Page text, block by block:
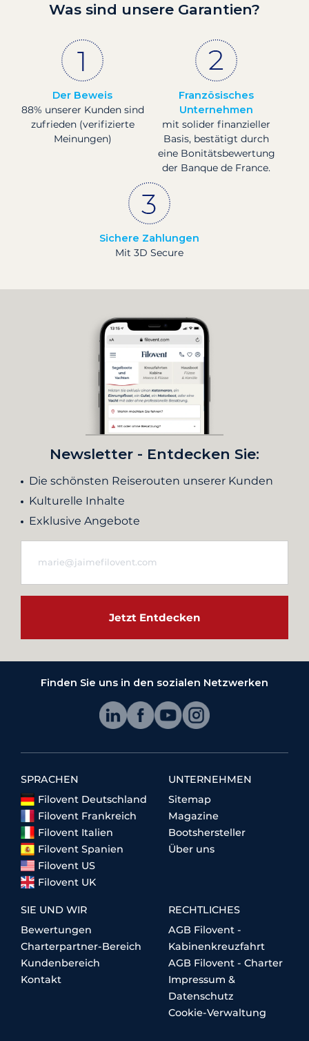
Was sind unsere Garantien?
Der Beweis
88% unserer Kunden sind
zufrieden (verifizierte
Meinungen)
Französisches
Unternehmen
mit solider finanzieller
Basis, bestätigt durch
eine Bonitätsbewertung
der Banque de France.
Sichere Zahlungen
Mit 3D Secure
Newsletter - Entdecken Sie:
Die schönsten Reiserouten unserer Kunden
Kulturelle Inhalte
Exklusive Angebote
Jetzt Entdecken
Finden Sie uns in den sozialen Netzwerken
SPRACHEN
Filovent Deutschland
Filovent Frankreich
Filovent Italien
Filovent Spanien
Filovent US
Filovent UK
UNTERNEHMEN
Sitemap
Magazine
Bootshersteller
Über uns
SIE UND WIR
Bewertungen
Charterpartner-Bereich
Kundenbereich
Kontakt
RECHTLICHES
AGB Filovent -
Kabinenkreuzfahrt
AGB Filovent - Charter
Impressum &
Datenschutz
Cookie-Verwaltung